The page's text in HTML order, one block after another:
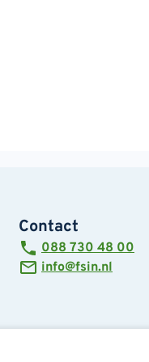
Contact
088 730 48 00
info@fsin.nl